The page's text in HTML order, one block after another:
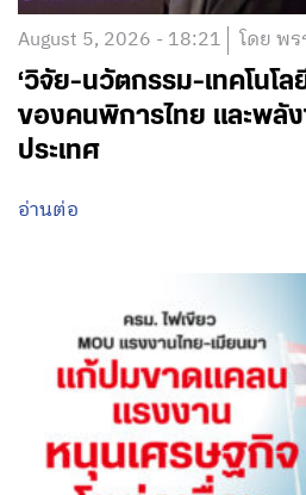
August 5, 2026 - 18:21 โดย พ
‘วิจัย-นวัตกรรม-เทคโนโล
ของคนพิการไทย และพลั
ประเทศ
อ่านต่อ